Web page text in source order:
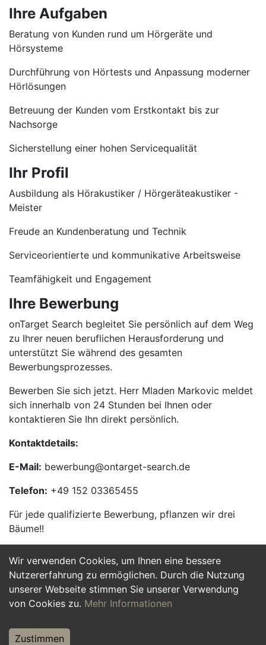
Wir verwenden Cookies, um Ihnen eine bessere
Nutzererfahrung zu ermöglichen. Durch die Nutzung
unserer Webseite stimmen Sie unserer Verwendung
von Cookies zu. Mehr Informationen
Zustimmen
Ihre Aufgaben
Beratung von Kunden rund um Hörgeräte und
Hörsysteme
Durchführung von Hörtests und Anpassung moderner
Hörlösungen
Betreuung der Kunden vom Erstkontakt bis zur
Nachsorge
Sicherstellung einer hohen Servicequalität
Ihr Profil
Ausbildung als Hörakustiker / Hörgeräteakustiker -
Meister
Freude an Kundenberatung und Technik
Serviceorientierte und kommunikative Arbeitsweise
Teamfähigkeit und Engagement
Ihre Bewerbung
onTarget Search begleitet Sie persönlich auf dem Weg
zu Ihrer neuen beruflichen Herausforderung und
unterstützt Sie während des gesamten
Bewerbungsprozesses.
Bewerben Sie sich jetzt. Herr Mladen Markovic meldet
sich innerhalb von 24 Stunden bei Ihnen oder
kontaktieren Sie Ihn direkt persönlich.
Kontaktdetails:
E-Mail: bewerbung@ontarget-search.de
Telefon: +49 152 03365455
Für jede qualifizierte Bewerbung, pflanzen wir drei
Bäume!!
Jetzt Bewerben